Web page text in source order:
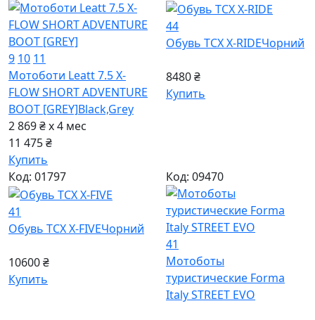
9 10 11
Мотоботи Leatt 7.5 X-
FLOW SHORT ADVENTURE
BOOT [GREY]Black,Grey
2 869 ₴ x 4 мес
11 475 ₴
Купить
44
Обувь TCX X-RIDEЧорний
8480 ₴
Купить
Код: 01797
41
Обувь TCX X-FIVEЧорний
10600 ₴
Купить
Код: 09470
41
Мотоботы
туристические Forma
Italy STREET EVO